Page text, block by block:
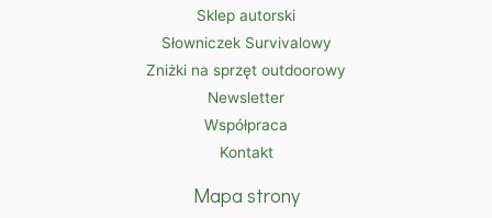
Sklep autorski
Słowniczek Survivalowy
Zniżki na sprzęt outdoorowy
Newsletter
Współpraca
Kontakt
Mapa strony